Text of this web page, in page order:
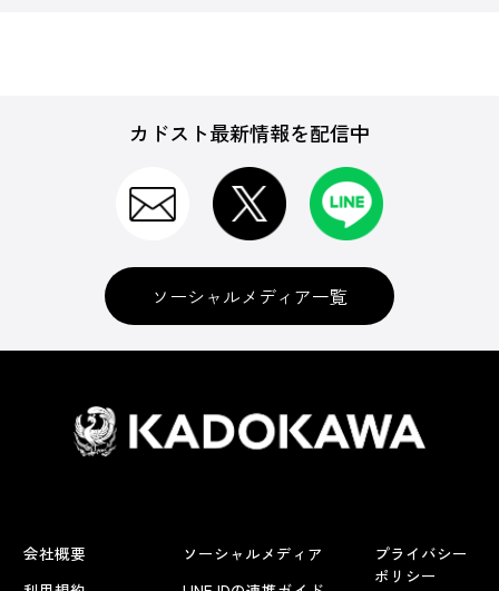
カドスト最新情報を配信中
ソーシャルメディア一覧
会社概要
ソーシャルメディア
プライバシー
ポリシー